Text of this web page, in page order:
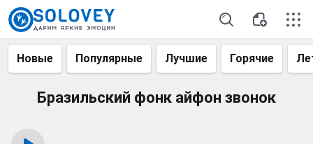
Новые Популярные Лучшие Горячие
Бразильский фонк айфон звонок